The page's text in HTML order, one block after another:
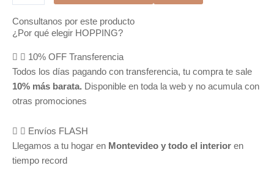
Consultanos por este producto
¿Por qué elegir HOPPING?
10% OFF Transferencia
Todos los días pagando con transferencia, tu compra te sale
10% más barata. Disponible en toda la web y no acumula con
otras promociones
Envíos FLASH
Llegamos a tu hogar en Montevideo y todo el interior en
tiempo record